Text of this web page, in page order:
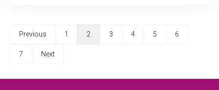
Previous 1 2 3 4 5 6
7 Next